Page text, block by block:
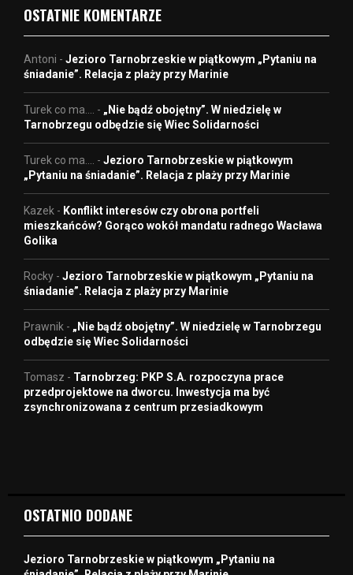
OSTATNIE KOMENTARZE
Antoni - Jezioro Tarnobrzeskie w piątkowym „Pytaniu na
śniadanie”. Relacja z plaży przy Marinie
Turek co ma.... - „Nie bądź obojętny”. W niedzielę w
Tarnobrzegu odbędzie się Wiec Solidarności
Turek co ma.... - Jezioro Tarnobrzeskie w piątkowym
„Pytaniu na śniadanie”. Relacja z plaży przy Marinie
Kazek - Konflikt interesów czy obrona portfeli
mieszkańców? Gorąco wokół mandatu radnego Wacława
Golika
Rocky - Jezioro Tarnobrzeskie w piątkowym „Pytaniu na
śniadanie”. Relacja z plaży przy Marinie
Prawnik - „Nie bądź obojętny”. W niedzielę w Tarnobrzegu
odbędzie się Wiec Solidarności
Tomasz - Tarnobrzeg: PKP S.A. rozpoczyna prace
przedprojektowe na dworcu. Inwestycja ma być
zsynchronizowana z centrum przesiadkowym
OSTATNIO DODANE
Jezioro Tarnobrzeskie w piątkowym „Pytaniu na